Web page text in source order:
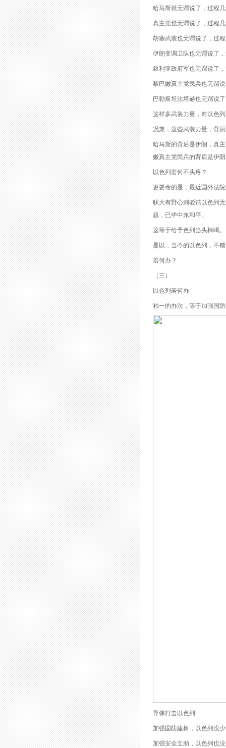
哈马斯就无谓说了，过程
真主党也无谓说了，过程
胡塞武装也无谓说了，过
伊朗变调卫队也无谓说了
叙利亚政府军也无谓说了
黎巴嫩真主党民兵也无谓
巴勒斯坦法塔赫也无谓说
这样多武装力量，对以色
况兼，这些武装力量，背
哈马斯的背后是伊朗，真
嫩真主党民兵的背后是伊
以色列若何不头疼？
更要命的是，最近国外法
联大有野心则驳诘以色列
题，已毕中东和平。
这等于给予色列当头棒喝。
是以，当今的以色列，不
若何办？
（三）
以色列若何办
独一的办法，等于加强国
导弹打击以色列
加强国防建树，以色列没
加强安全互助，以色列也